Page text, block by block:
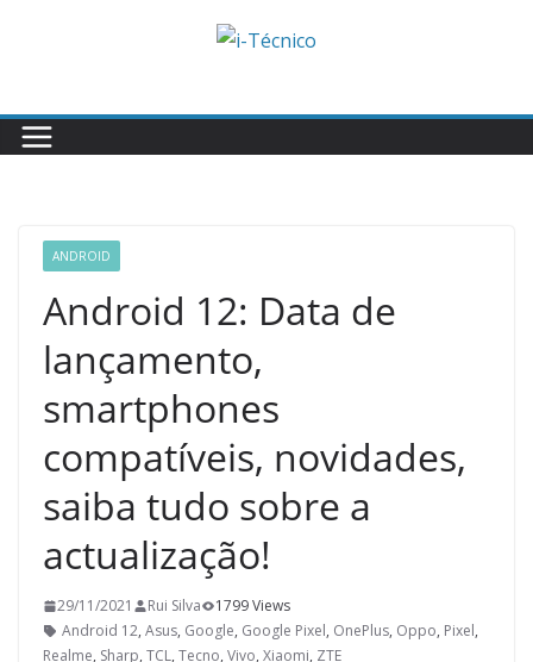
ANDROID
Android 12: Data de
lançamento,
smartphones
compatíveis, novidades,
saiba tudo sobre a
actualização!
29/11/2021 Rui Silva
1799 Views
Android 12, Asus, Google, Google Pixel, OnePlus, Oppo, Pixel,
Realme, Sharp, TCL, Tecno, Vivo, Xiaomi, ZTE